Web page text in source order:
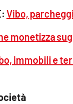
Vibo,
monetizza
immobili e